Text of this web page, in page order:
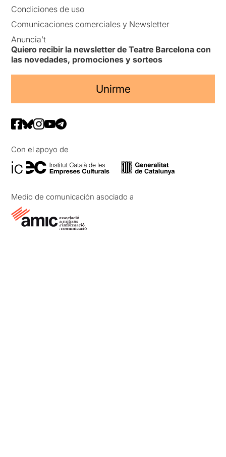
Condiciones de uso
Comunicaciones comerciales y Newsletter
Anuncia’t
Quiero recibir la newsletter de Teatre Barcelona con
las novedades, promociones y sorteos
Unirme
Con el apoyo de
Medio de comunicación asociado a